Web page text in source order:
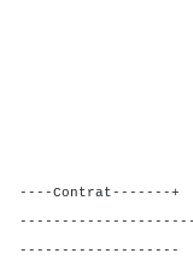
Sud
P: R 6
C: D V
K: A
T: 6
----Contrat-------+
-------------------